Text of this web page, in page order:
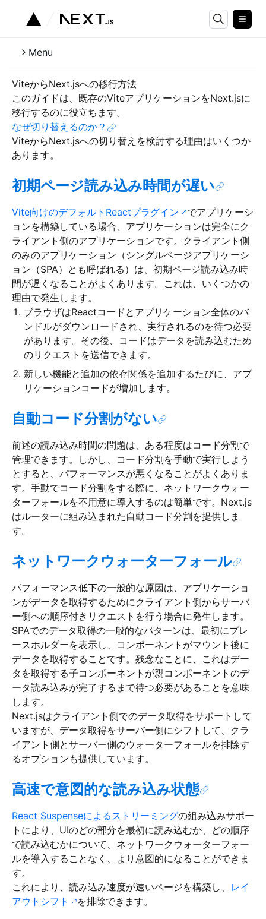
Menu
ViteからNext.jsへの移行方法
このガイドは、既存のViteアプリケーションをNext.jsに
移行するのに役立ちます。
なぜ切り替えるのか？
ViteからNext.jsへの切り替えを検討する理由はいくつか
あります。
初期ページ読み込み時間が遅い
Vite向けのデフォルトReactプラグイン
でアプリケーシ
ョンを構築している場合、アプリケーションは完全にク
ライアント側のアプリケーションです。クライアント側
のみのアプリケーション（シングルページアプリケーシ
ョン（SPA）とも呼ばれる）は、初期ページ読み込み時
間が遅くなることがよくあります。これは、いくつかの
理由で発生します。
ブラウザはReactコードとアプリケーション全体のバ
ンドルがダウンロードされ、実行されるのを待つ必要
があります。その後、コードはデータを読み込むため
のリクエストを送信できます。
新しい機能と追加の依存関係を追加するたびに、アプ
リケーションコードが増加します。
自動コード分割がない
前述の読み込み時間の問題は、ある程度はコード分割で
管理できます。しかし、コード分割を手動で実行しよう
とすると、パフォーマンスが悪くなることがよくありま
す。手動でコード分割をする際に、ネットワークウォー
ターフォールを不用意に導入するのは簡単です。Next.js
はルーターに組み込まれた自動コード分割を提供しま
す。
ネットワークウォーターフォール
パフォーマンス低下の一般的な原因は、アプリケーショ
ンがデータを取得するためにクライアント側からサーバ
ー側への順序付きリクエストを行う場合に発生します。
SPAでのデータ取得の一般的なパターンは、最初にプレ
ースホルダーを表示し、コンポーネントがマウント後に
データを取得することです。残念なことに、これはデー
タを取得する子コンポーネントが親コンポーネントのデ
ータ読み込みが完了するまで待つ必要があることを意味
します。
Next.jsはクライアント側でのデータ取得をサポートして
いますが、データ取得をサーバー側にシフトして、クラ
イアント側とサーバー側のウォーターフォールを排除す
るオプションも提供しています。
高速で意図的な読み込み状態
React Suspenseによるストリーミングの組み込みサポー
トにより、UIのどの部分を最初に読み込むか、どの順序
で読み込むかについて、ネットワークウォーターフォー
ルを導入することなく、より意図的になることができま
す。
これにより、読み込み速度が速いページを構築し、 レイ
アウトシフト
を排除できます。